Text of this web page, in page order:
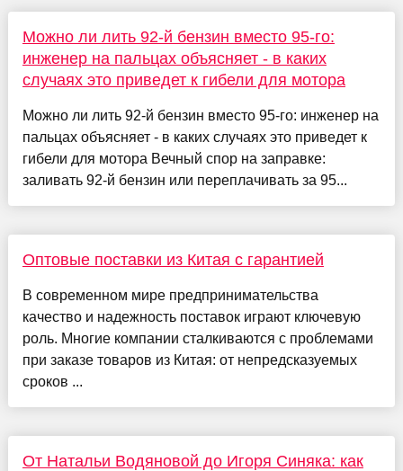
Можно ли лить 92-й бензин вместо 95-го:
инженер на пальцах объясняет - в каких
случаях это приведет к гибели для мотора
Можно ли лить 92-й бензин вместо 95-го: инженер на
пальцах объясняет - в каких случаях это приведет к
гибели для мотора Вечный спор на заправке:
заливать 92-й бензин или переплачивать за 95...
Оптовые поставки из Китая с гарантией
В современном мире предпринимательства
качество и надежность поставок играют ключевую
роль. Многие компании сталкиваются с проблемами
при заказе товаров из Китая: от непредсказуемых
сроков ...
От Натальи Водяновой до Игоря Синяка: как